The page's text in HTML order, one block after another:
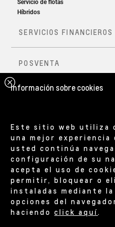
Información sobre cookies
Este sitio web utiliza
una mejor experiencia
usted continúa
configuración de su
acepta el uso de
permitir, bloquear o
instaladas mediante
opciones del
haciendoclick aquí.